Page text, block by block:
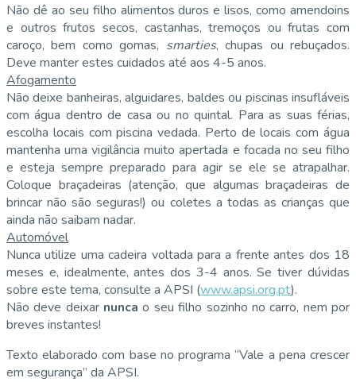
Não dê ao seu filho alimentos duros e lisos, como amendoins
e outros frutos secos, castanhas, tremoços ou frutas com
caroço, bem como gomas, smarties, chupas ou rebuçados.
Deve manter estes cuidados até aos 4-5 anos.
Afogamento
Não deixe banheiras, alguidares, baldes ou piscinas insufláveis
com água dentro de casa ou no quintal. Para as suas férias,
escolha locais com piscina vedada. Perto de locais com água
mantenha uma vigilância muito apertada e focada no seu filho
e esteja sempre preparado para agir se ele se atrapalhar.
Coloque braçadeiras (atenção, que algumas braçadeiras de
brincar não são seguras!) ou coletes a todas as crianças que
ainda não saibam nadar.
Automóvel
Nunca utilize uma cadeira voltada para a frente antes dos 18
meses e, idealmente, antes dos 3-4 anos. Se tiver dúvidas
sobre este tema, consulte a APSI (www.apsi.org.pt).
Não deve deixar nunca o seu filho sozinho no carro, nem por
breves instantes!
Texto elaborado com base no programa “Vale a pena crescer
em segurança” da APSI.